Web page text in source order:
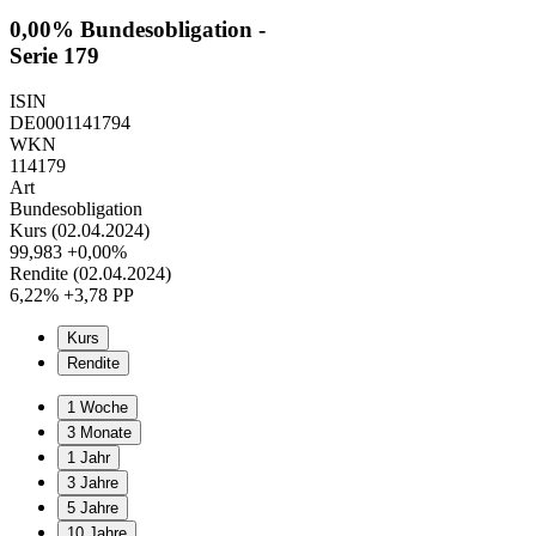
0,00% Bundesobligation -
Serie 179
ISIN
DE0001141794
WKN
114179
Art
Bundesobligation
Kurs (02.04.2024)
99,983 +0,00%
Rendite (02.04.2024)
6,22% +3,78 PP
Kurs
Rendite
1 Woche
3 Monate
1 Jahr
3 Jahre
5 Jahre